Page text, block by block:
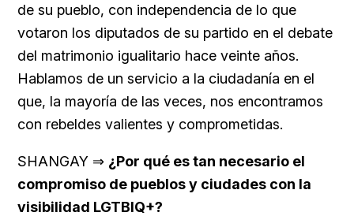
de su pueblo, con independencia de lo que
votaron los diputados de su partido en el debate
del matrimonio igualitario hace veinte años.
Hablamos de un servicio a la ciudadanía en el
que, la mayoría de las veces, nos encontramos
con rebeldes valientes y comprometidas.
SHANGAY ⇒ ¿Por qué es tan necesario el
compromiso de pueblos y ciudades con la
visibilidad LGTBIQ+?